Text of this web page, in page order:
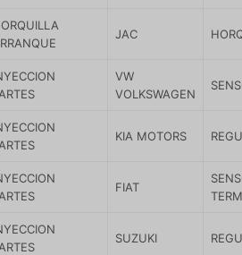
JAC
VW
VOLKSWAGEN
KIA MOTORS
FIAT
SUZUKI